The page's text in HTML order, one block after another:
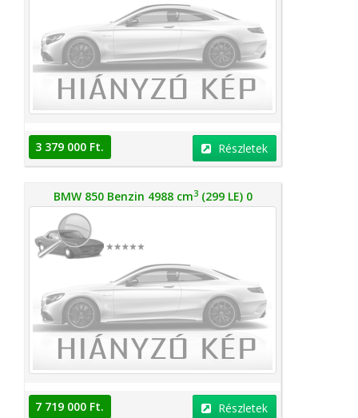
3 379 000 Ft. Részletek
BMW 850 Benzin 4988 cm3(299 LE) 0
7 719 000 Ft. Részletek